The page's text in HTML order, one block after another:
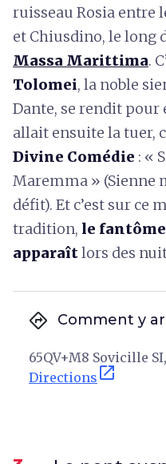
ruisseau Rosia entre
et Chiusdino, le long
Massa Marittima.
Tolomei, la noble
Dante, se rendit pour
allait ensuite la tuer,
Divine Comédie : «
Maremma » (Sienne
défit). Et c’est sur ce
tradition, le fantôme
apparaîtlors des
directions Comment y
65QV+M8 Sovicille
Directions open_in_new